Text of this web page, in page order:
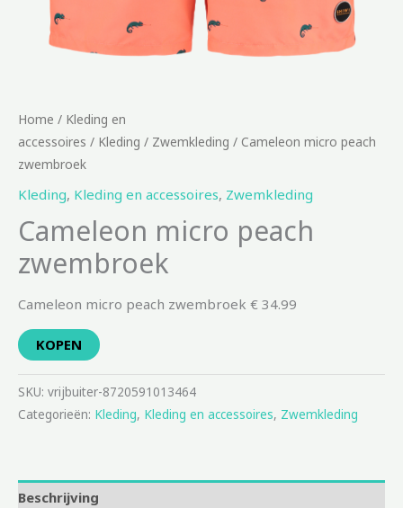
Home / Kleding en
accessoires / Kleding / Zwemkleding / Cameleon micro peach
zwembroek
Kleding, Kleding en accessoires, Zwemkleding
Cameleon micro peach
zwembroek
Cameleon micro peach zwembroek € 34.99
KOPEN
SKU: vrijbuiter-8720591013464
Categorieën: Kleding, Kleding en accessoires, Zwemkleding
Beschrijving